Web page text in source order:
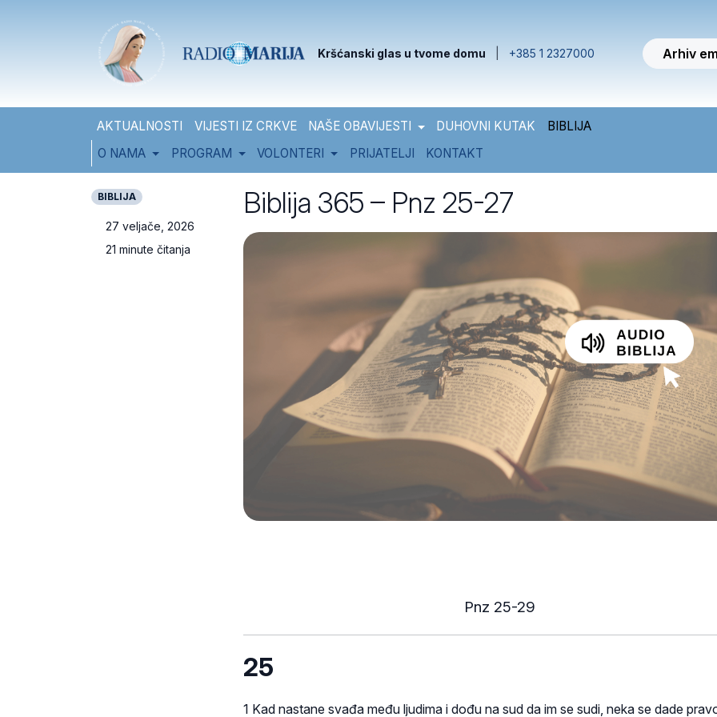
Kršćanski glas u tvome domu +385 1 2327000 Arhiv
AKTUALNOSTI VIJESTI IZ CRKVE NAŠE OBAVIJESTI DUHOVNI KUTAK
BIBLIJA
O NAMA
PROGRAM VOLONTERI PRIJATELJI KONTAKT
BIBLIJA
27 veljače, 2026
21 minute čitanja
Biblija 365 – Pnz 25-27
Pnz 25-29
25
1 Kad nastane svađa među ljudima i dođu na sud da im se sudi, neka se dade